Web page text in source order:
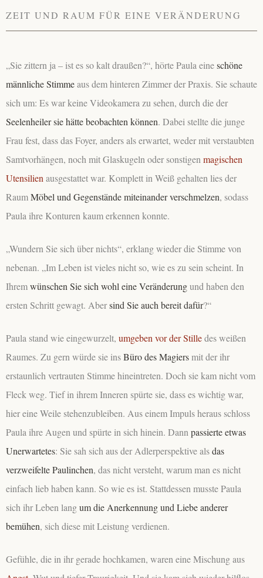
ZEIT UND RAUM FÜR EINE VERÄNDERUNG
„Sie zittern ja – ist es so kalt draußen?“, hörte Paula eineschöne
männliche Stimmeaus dem hinteren Zimmer der Praxis. Sie schaute
sich um: Es war keine Videokamera zu sehen, durch die der
Seelenheiler sie hätte beobachten können. Dabei stellte die junge
Frau fest, dass das Foyer, anders als erwartet, weder mit verstaubten
Samtvorhängen, noch mit Glaskugeln oder sonstigen magischen
Utensilien ausgestattet war. Komplett in Weiß gehalten lies der
RaumMöbel und Gegenstände miteinander verschmelzen, sodass
Paula ihre Konturen kaum erkennen konnte.
„Wundern Sie sich über nichts“, erklang wieder die Stimme von
nebenan. „Im Leben ist vieles nicht so, wie es zu sein scheint. In
Ihremwünschen Sie sich wohl eine Veränderungund haben den
ersten Schritt gewagt. Abersind Sie auch bereitdafür?“
Paula stand wie eingewurzelt, umgeben vor der Stilledes weißen
Raumes. Zu gern würde sie insBüro des Magiersmit der ihr
erstaunlich vertrauten Stimme hineintreten. Doch sie kam nicht vom
Fleck weg. Tief in ihrem Inneren spürte sie, dass es wichtig war,
hier eine Weile stehenzubleiben. Aus einem Impuls heraus schloss
Paula ihre Augen und spürte in sich hinein. Dann passierte etwas
Unerwartetes: Sie sah sich aus der Adlerperspektive alsdas
verzweifelte Paulinchen, das nicht versteht, warum man es nicht
einfach lieb haben kann. So wie es ist. Stattdessen musste Paula
sich ihr Leben langum die Anerkennung und Liebe anderer
bemühen, sich diese mit Leistung verdienen.
Gefühle, die in ihr gerade hochkamen, waren eine Mischung aus